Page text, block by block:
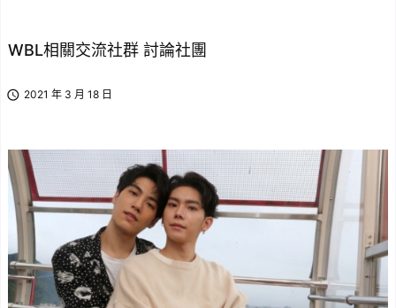
WBL相關交流社群 討論社團
 2021 年 3 月 18 日